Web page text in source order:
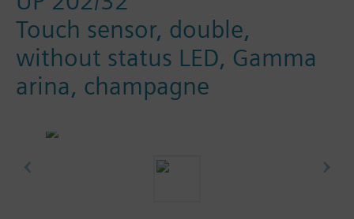
Touch sensor, double,
without status LED, Gamma
arina, champagne